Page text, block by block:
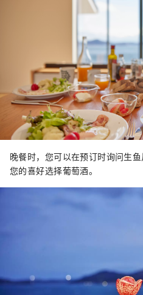
晚餐时，您可以在预订时询问生
您的喜好选择葡萄酒。